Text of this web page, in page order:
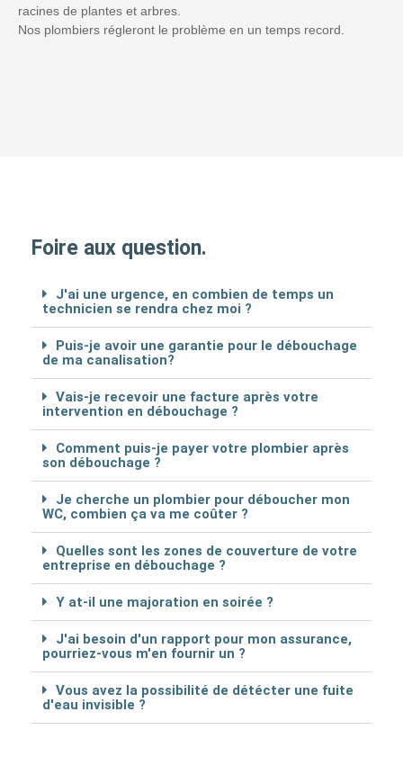
racines de plantes et arbres.
Nos plombiers régleront le problème en un temps record.
Foire aux question.
J'ai une urgence, en combien de temps un
technicien se rendra chez moi ?
Puis-je avoir une garantie pour le débouchage
de ma canalisation?
Vais-je recevoir une facture après votre
intervention en débouchage ?
Comment puis-je payer votre plombier après
son débouchage ?
Je cherche un plombier pour déboucher mon
WC, combien ça va me coûter ?
Quelles sont les zones de couverture de votre
entreprise en débouchage ?
Y at-il une majoration en soirée ?
J'ai besoin d'un rapport pour mon assurance,
pourriez-vous m'en fournir un ?
Vous avez la possibilité de détécter une fuite
d'eau invisible ?